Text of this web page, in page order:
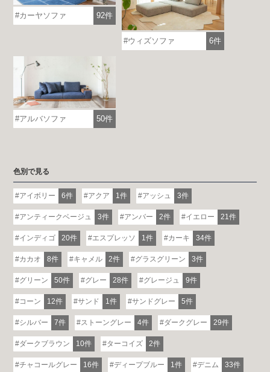
カーヤソファ 92件
ウィズソファ 6件
アルバソファ 50件
色別で見る
アイボリー 6件 アクア 1件 アッシュ 3件
アンティークベージュ 3件 アンバー 2件 イエロー 21件
インディゴ 20件 エスプレッソ 1件 カーキ 34件
カカオ 8件 キャメル 2件 グラスグリーン 3件
グリーン 50件 グレー 28件 グレージュ 9件
コーン 12件 サンド 1件 サンドグレー 5件
シルバー 7件 ストーングレー 4件 ダークグレー 29件
ダークブラウン 10件 ターコイズ 2件
チャコールグレー 16件 ディープブルー 1件 デニム 33件